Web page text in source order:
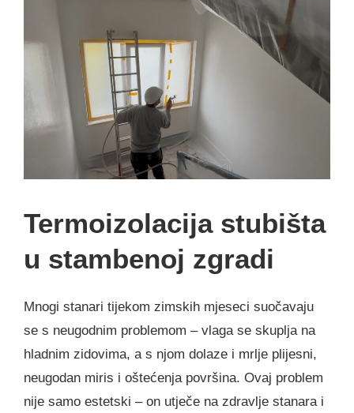
Termoizolacija stubišta
u stambenoj zgradi
Mnogi stanari tijekom zimskih mjeseci suočavaju
se s neugodnim problemom – vlaga se skuplja na
hladnim zidovima, a s njom dolaze i mrlje plijesni,
neugodan miris i oštećenja površina. Ovaj problem
nije samo estetski – on utječe na zdravlje stanara i